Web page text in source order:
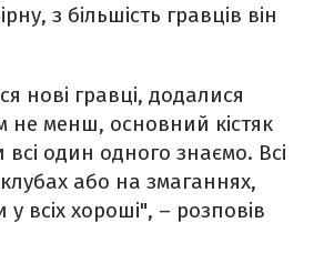
з більшість гравців він
нові гравці, додалися
не менш, основний кістяк
один одного знаємо. Всі
або на змаганнях,
всіх хороші", – розповів